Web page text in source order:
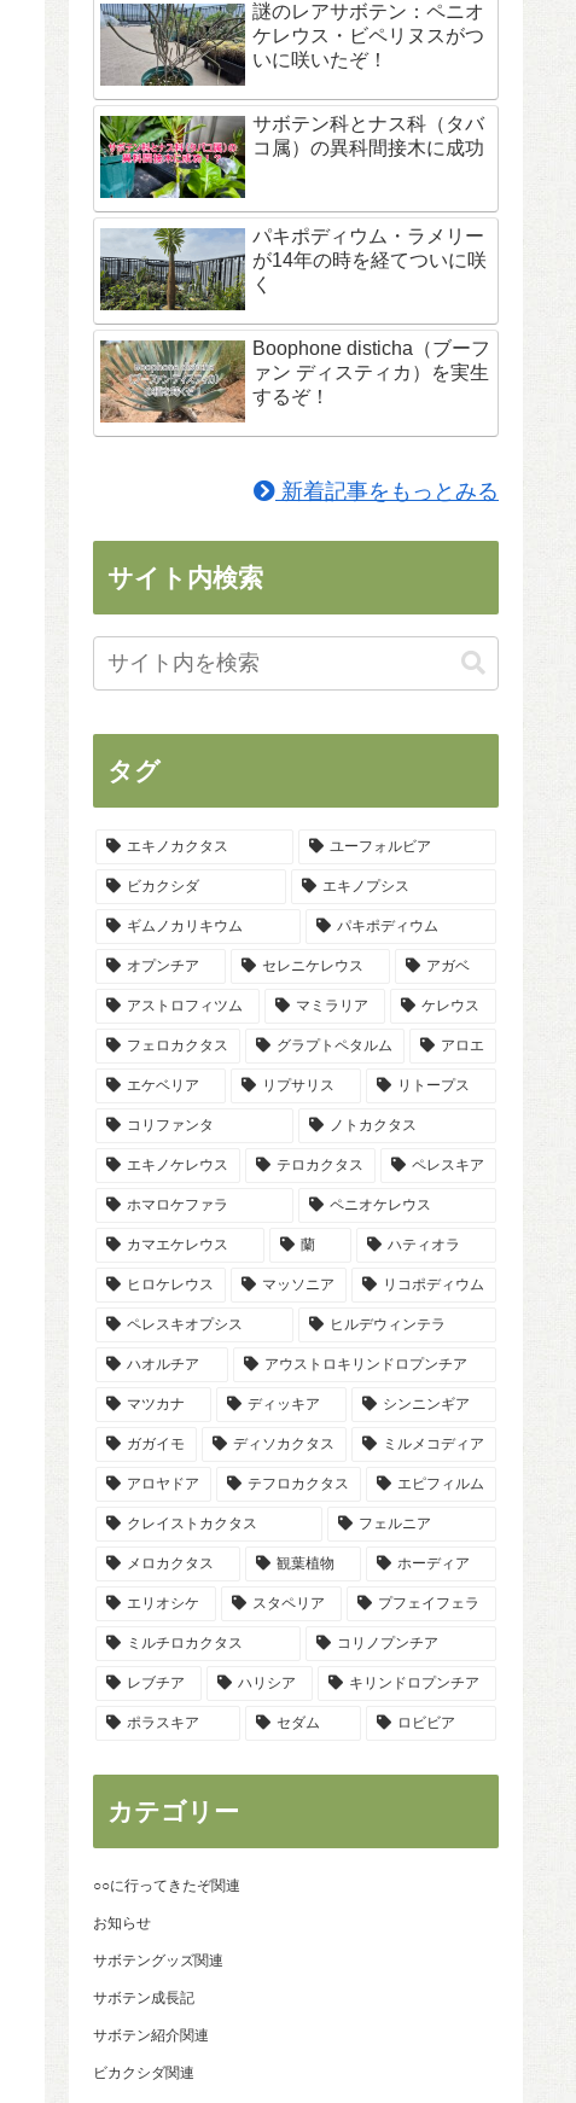
謎のレアサボテン：ペニオ
ケレウス・ビペリヌスがつ
いに咲いたぞ！
サボテン科とナス科（タバ
コ属）の異科間接木に成功
パキポディウム・ラメリー
が14年の時を経てついに咲
く
Boophone disticha（ブーフ
ァン ディスティカ）を実生
するぞ！
新着記事をもっとみる
サイト内検索
タグ
エキノカクタス ユーフォルビア
ビカクシダ エキノプシス
ギムノカリキウム パキポディウム
オプンチア セレニケレウス アガベ
アストロフィツム マミラリア ケレウス
フェロカクタス グラプトペタルム アロエ
エケベリア リプサリス リトープス
コリファンタ ノトカクタス
エキノケレウス テロカクタス ペレスキア
ホマロケファラ ペニオケレウス
カマエケレウス 蘭 ハティオラ
ヒロケレウス マッソニア リコポディウム
ペレスキオプシス ヒルデウィンテラ
ハオルチア アウストロキリンドロプンチア
マツカナ ディッキア シンニンギア
ガガイモ ディソカクタス ミルメコディア
アロヤドア テフロカクタス エピフィルム
クレイストカクタス フェルニア
メロカクタス 観葉植物 ホーディア
エリオシケ スタペリア プフェイフェラ
ミルチロカクタス コリノプンチア
レブチア ハリシア キリンドロプンチア
ポラスキア セダム ロビビア
カテゴリー
○○に行ってきたぞ関連
お知らせ
サボテングッズ関連
サボテン成長記
サボテン紹介関連
ビカクシダ関連